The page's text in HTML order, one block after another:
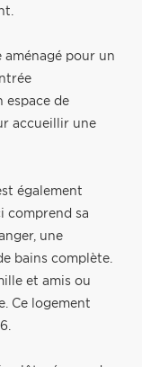
aménagé pour un
espace de
accueillir une
également
comprend sa
une
bains complète.
et amis ou
Ce logement